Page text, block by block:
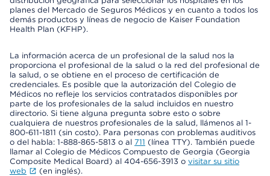
planes del Mercado de Seguros Médicos y en cuanto a todos los
demás productos y líneas de negocio de Kaiser Foundation
Health Plan (KFHP).
La información acerca de un profesional de la salud nos la
proporciona el profesional de la salud o la red del profesional de
la salud, o se obtiene en el proceso de certificación de
credenciales. Es posible que la autorización del Colegio de
Médicos no refleje los servicios contratados disponibles por
parte de los profesionales de la salud incluidos en nuestro
directorio. Si tiene alguna pregunta sobre esto o sobre
cualquiera de nuestros profesionales de la salud, llámenos al 1-
800-611-1811 (sin costo). Para personas con problemas auditivos
o del habla: 1-888-865-5813 o al 711 (línea TTY). También puede
llamar al Colegio de Médicos Compuesto de Georgia (Georgia
Composite Medical Board) al 404-656-3913 o visitar su sitio
web
(en inglés).